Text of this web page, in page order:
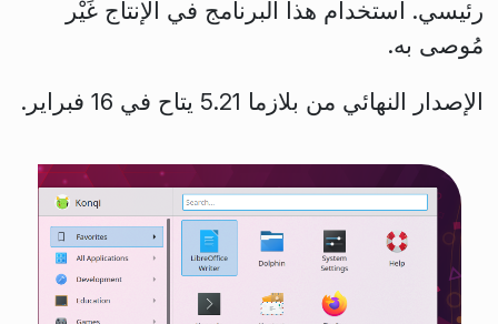
رئيسي. استخدام هذا البرنامج في الإنتاج غَيْر
مُوصى به.
الإصدار النهائي من بلازما 5.21 يتاح في 16 فبراير.